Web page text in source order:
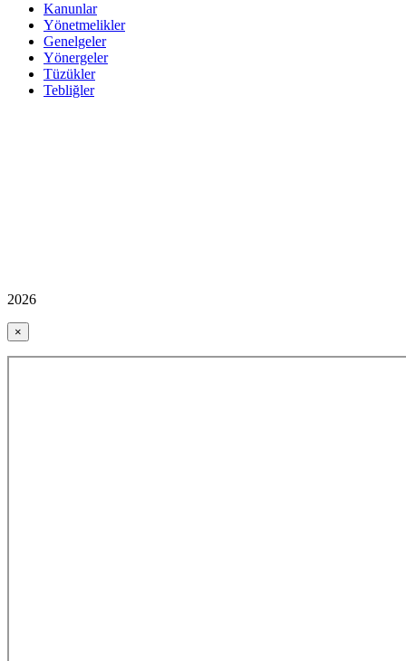
Kanunlar
Yönetmelikler
Genelgeler
Yönergeler
Tüzükler
Tebliğler
2026
×